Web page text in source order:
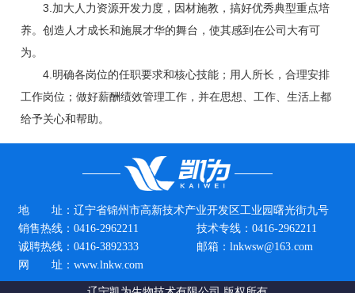
3.加大人力资源开发力度，因材施教，搞好优秀典型重点培
养。创造人才成长和施展才华的舞台，使其感到在公司大有可
为。
4.明确各岗位的任职要求和核心技能；用人所长，合理安排
工作岗位；做好薪酬绩效管理工作，并在思想、工作、生活上都
给予关心和帮助。
地 址： 辽宁省锦州市高新技术产业开发区工业园曙光街九号
销售热线： 0416-2962211 技术专线： 0416-2962211
诚聘热线： 0416-3892333 邮箱： lnkwsw@163.com
网 址： www.lnkw.com